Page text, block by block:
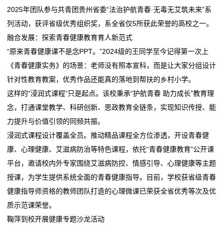
2025年团队参与共青团贵州省委“法治护航青春·无毒无艾筑未来”系
列活动，获评省级优秀组织奖，系全省仅5所获此荣誉的高校之一。
融合发展：探索青春健康教育育人新范式
“原来青春健康课不是念PPT。”2024级的王同学至今记得第一次上
《青春健康实务》的场景：老师没有照本宣科，而是让大家分组设计
针对性教育教案，优秀作品还能真的落地到帮扶的乡村小学。
这样的“浸润式课程”只是起点。该校秉承“护航青春 助力成长”教育理
念，打通课堂教学、科研创新、思政教育全链条，实现知识传授、能
力提升与价值引领的同频共振。
浸润式课程设计覆盖全员。推动精品课程全方位渗透，开设青春健
康、心理健康、艾滋病防治等特色课程，依托“青春健康教育”公开课
平台，邀请校内外专家围绕艾滋病防控、情感引导、心理健康等主题
授课，为学生提供系统全面的青春健康指导。目前，学校获省级青春
健康指导师资格的教师团队打造的心理微课已荣获全省优秀等次及优
质示范课荣誉。
鞠萍到校开展健康专题沙龙活动